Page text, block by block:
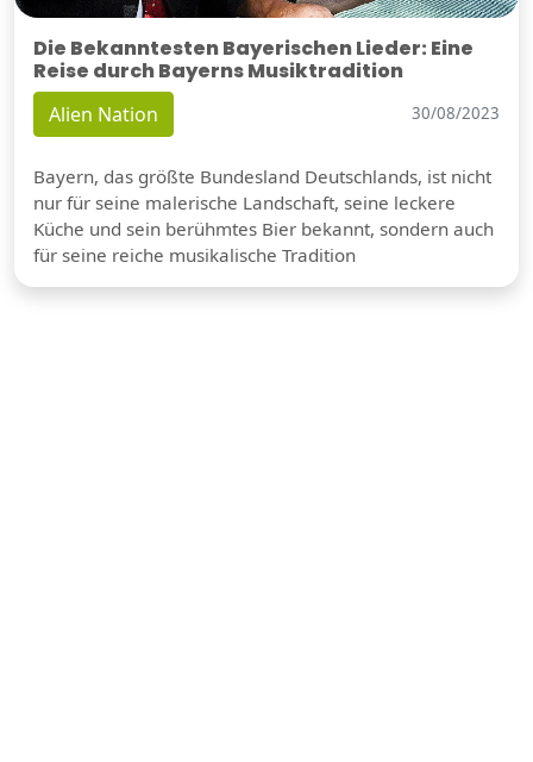
Die Bekanntesten Bayerischen Lieder: Eine
Reise durch Bayerns Musiktradition
Alien Nation 30/08/2023
Bayern, das größte Bundesland Deutschlands, ist nicht
nur für seine malerische Landschaft, seine leckere
Küche und sein berühmtes Bier bekannt, sondern auch
für seine reiche musikalische Tradition